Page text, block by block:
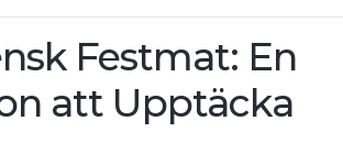
Festmat: En
att Upptäcka